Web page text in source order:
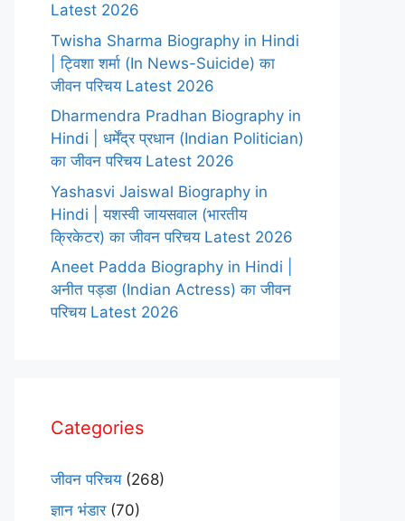
Latest 2026
Twisha Sharma Biography in Hindi
| ट्विशा शर्मा (In News-Suicide) का
जीवन परिचय Latest 2026
Dharmendra Pradhan Biography in
Hindi | धर्मेंद्र प्रधान (Indian Politician)
का जीवन परिचय Latest 2026
Yashasvi Jaiswal Biography in
Hindi | यशस्वी जायसवाल (भारतीय
क्रिकेटर) का जीवन परिचय Latest 2026
Aneet Padda Biography in Hindi |
अनीत पड्डा (Indian Actress) का जीवन
परिचय Latest 2026
Categories
जीवन परिचय(268)
ज्ञान भंडार(70)